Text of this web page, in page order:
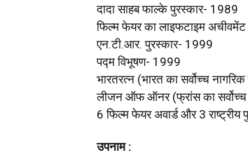
दादा साहब फाल्के पुरस्कार- 1989
फिल्म फेयर का लाइफटाइम अचीवमेंट
एन.टी.आर. पुरस्कार- 1999
पद्म विभूषण- 1999
भारतरत्न (भारत का सर्वोच्च
लीजन ऑफ ऑनर (फ्रांस का
6 फिल्म फेयर अवार्ड और 3 राष्ट्रीय
उपनाम :